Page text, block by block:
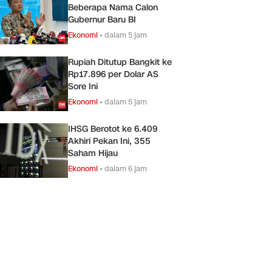
Beberapa Nama Calon
Gubernur Baru BI
Ekonomi •dalam 5 jam
Rupiah Ditutup Bangkit ke
Rp17.896 per Dolar AS
Sore Ini
Ekonomi •dalam 5 jam
IHSG Berotot ke 6.409
Akhiri Pekan Ini, 355
Saham Hijau
Ekonomi •dalam 6 jam